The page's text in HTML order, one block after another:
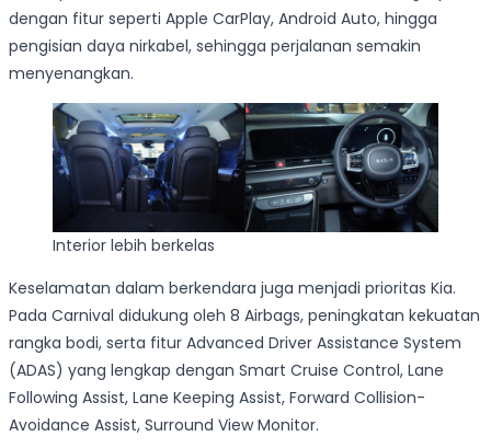
dengan fitur seperti Apple CarPlay, Android Auto, hingga
pengisian daya nirkabel, sehingga perjalanan semakin
menyenangkan.
Interior lebih berkelas
Keselamatan dalam berkendara juga menjadi prioritas Kia.
Pada Carnival didukung oleh 8 Airbags, peningkatan kekuatan
rangka bodi, serta fitur Advanced Driver Assistance System
(ADAS) yang lengkap dengan Smart Cruise Control, Lane
Following Assist, Lane Keeping Assist, Forward Collision-
Avoidance Assist, Surround View Monitor.